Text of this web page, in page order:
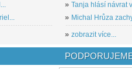
» Tanja hlásí návrat
» Michal Hrůza
» zobrazit více...